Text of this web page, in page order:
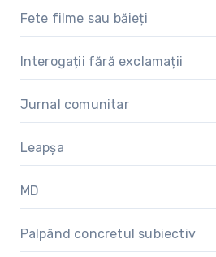
Fete filme sau băieți
Interogații fără exclamații
Jurnal comunitar
Leapșa
MD
Palpând concretul subiectiv